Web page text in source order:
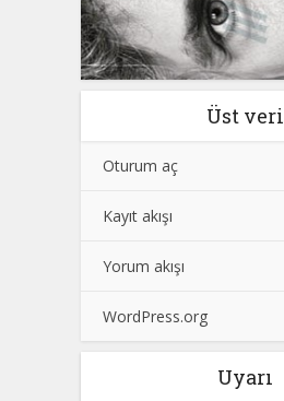
Üst veri
Oturum aç
Kayıt akışı
Yorum akışı
WordPress.org
Uyarı